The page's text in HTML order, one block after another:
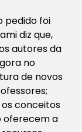
pedido foi
diz que,
autores da
no
de novos
conceitos
oferecem a